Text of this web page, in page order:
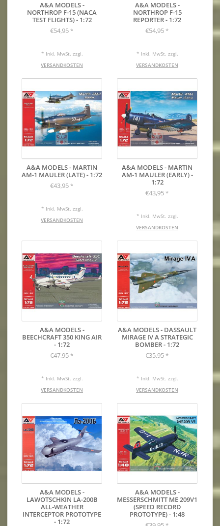
A&A MODELS -
NORTHROP F-15 (NACA
TEST FLIGHTS) - 1:72
€54,95 *
* Inkl. MwSt. zzgl.
VERSANDKOSTEN
A&A MODELS -
NORTHROP F-15
REPORTER - 1:72
€54,95 *
* Inkl. MwSt. zzgl.
VERSANDKOSTEN
A&A MODELS - MARTIN
AM-1 MAULER (LATE) - 1:72
€43,95 *
* Inkl. MwSt. zzgl.
VERSANDKOSTEN
A&A MODELS - MARTIN
AM-1 MAULER (EARLY) -
1:72
€43,95 *
* Inkl. MwSt. zzgl.
VERSANDKOSTEN
A&A MODELS -
BEECHCRAFT 350 KING AIR
- 1:72
€47,95 *
* Inkl. MwSt. zzgl.
VERSANDKOSTEN
A&A MODELS - DASSAULT
MIRAGE IV A STRATEGIC
BOMBER - 1:72
€35,95 *
* Inkl. MwSt. zzgl.
VERSANDKOSTEN
A&A MODELS -
LAWOTSCHKIN LA-200B
ALL-WEATHER
INTERCEPTOR PROTOTYPE
- 1:72
A&A MODELS -
MESSERSCHMITT ME 209V1
(SPEED RECORD
PROTOTYPE) - 1:48